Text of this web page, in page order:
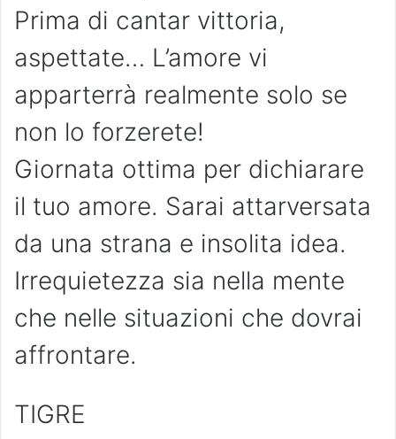
Prima di cantar vittoria,
aspettate… L’amore vi
apparterrà realmente solo se
non lo forzerete!
Giornata ottima per dichiarare
il tuo amore. Sarai attarversata
da una strana e insolita idea.
Irrequietezza sia nella mente
che nelle situazioni che dovrai
affrontare.
TIGRE